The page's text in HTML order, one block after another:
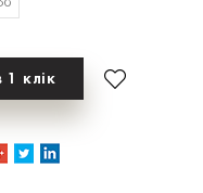
1 клік